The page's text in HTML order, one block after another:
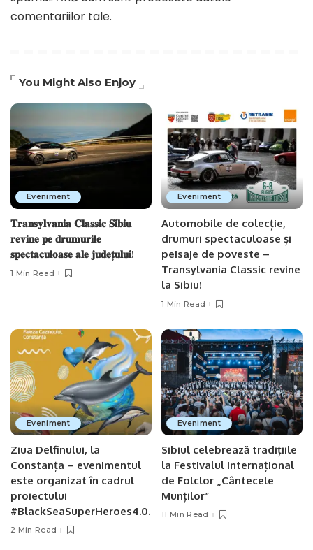
comentariilor tale.
You Might Also Enjoy
Eveniment
𝐓𝐫𝐚𝐧𝐬𝐲𝐥𝐯𝐚𝐧𝐢𝐚 𝐂𝐥𝐚𝐬𝐬𝐢𝐜 𝐒𝐢𝐛𝐢𝐮
𝐫𝐞𝐯𝐢𝐧𝐞 𝐩𝐞 𝐝𝐫𝐮𝐦𝐮𝐫𝐢𝐥𝐞
𝐬𝐩𝐞𝐜𝐭𝐚𝐜𝐮𝐥𝐨𝐚𝐬𝐞 𝐚𝐥𝐞 𝐣𝐮𝐝𝐞𝐭̦𝐮𝐥𝐮𝐢!
1 Min Read
Eveniment
Automobile de colecție,
drumuri spectaculoase și
peisaje de poveste –
Transylvania Classic revine
la Sibiu!
1 Min Read
Eveniment
Ziua Delfinului, la
Constanța – evenimentul
este organizat în cadrul
proiectului
#BlackSeaSuperHeroes4.0.
2 Min Read
Eveniment
Sibiul celebrează tradițiile
la Festivalul Internațional
de Folclor „Cântecele
Munților”
11 Min Read